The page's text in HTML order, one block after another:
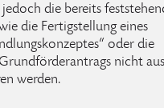
die bereits
die Fertigstellung eines
oder die
nicht aus
werden.